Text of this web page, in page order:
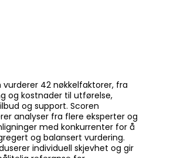
vurderer 42 nøkkelfaktorer, fra
og kostnader til utførelse,
og support. Scoren
analyser fra flere eksperter og
med konkurrenter for å
og balansert vurdering.
individuell skjevhet og gir